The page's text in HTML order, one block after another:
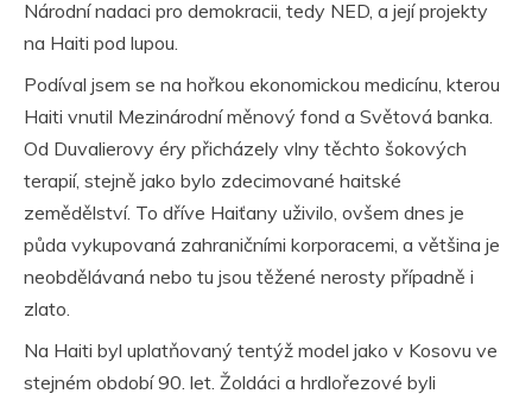
Národní nadaci pro demokracii, tedy NED, a její projekty
na Haiti pod lupou.
Podíval jsem se na hořkou ekonomickou medicínu, kterou
Haiti vnutil Mezinárodní měnový fond a Světová banka.
Od Duvalierovy éry přicházely vlny těchto šokových
terapií, stejně jako bylo zdecimované haitské
zemědělství. To dříve Haiťany uživilo, ovšem dnes je
půda vykupovaná zahraničními korporacemi, a většina je
neobdělávaná nebo tu jsou těžené nerosty případně i
zlato.
Na Haiti byl uplatňovaný tentýž model jako v Kosovu ve
stejném období 90. let. Žoldáci a hrdlořezové byli